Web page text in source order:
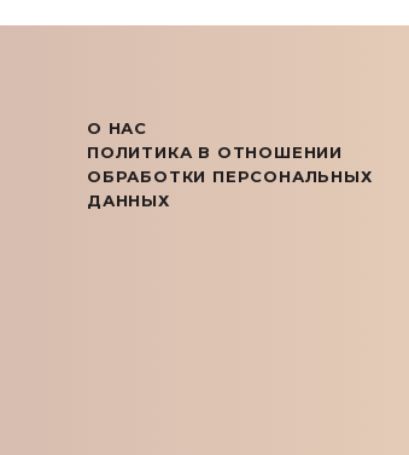
О НАС
ПОЛИТИКА В ОТНОШЕНИИ
ОБРАБОТКИ ПЕРСОНАЛЬНЫХ
ДАННЫХ